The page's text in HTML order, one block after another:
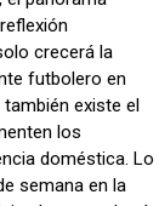
crecerá la
futbolero en
existe el
los
doméstica. Lo
semana en la